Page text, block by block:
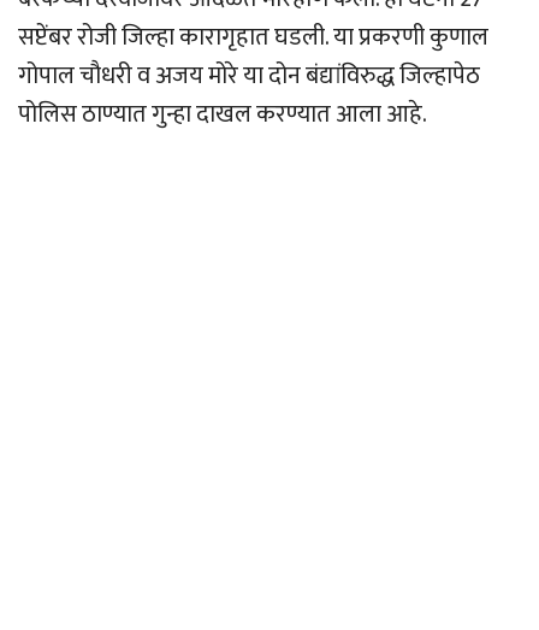
सप्टेंबर रोजी जिल्हा कारागृहात घडली. या प्रकरणी कुणाल
गोपाल चौधरी व अजय मोरे या दोन बंद्यांविरुद्ध जिल्हापेठ
पोलिस ठाण्यात गुन्हा दाखल करण्यात आला आहे.